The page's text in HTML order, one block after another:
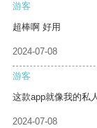
游客
超棒啊 好用
2024-07-08
游客
这款app就像我的私
2024-07-08